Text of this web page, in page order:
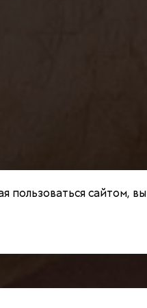
пользоваться сайтом, вы